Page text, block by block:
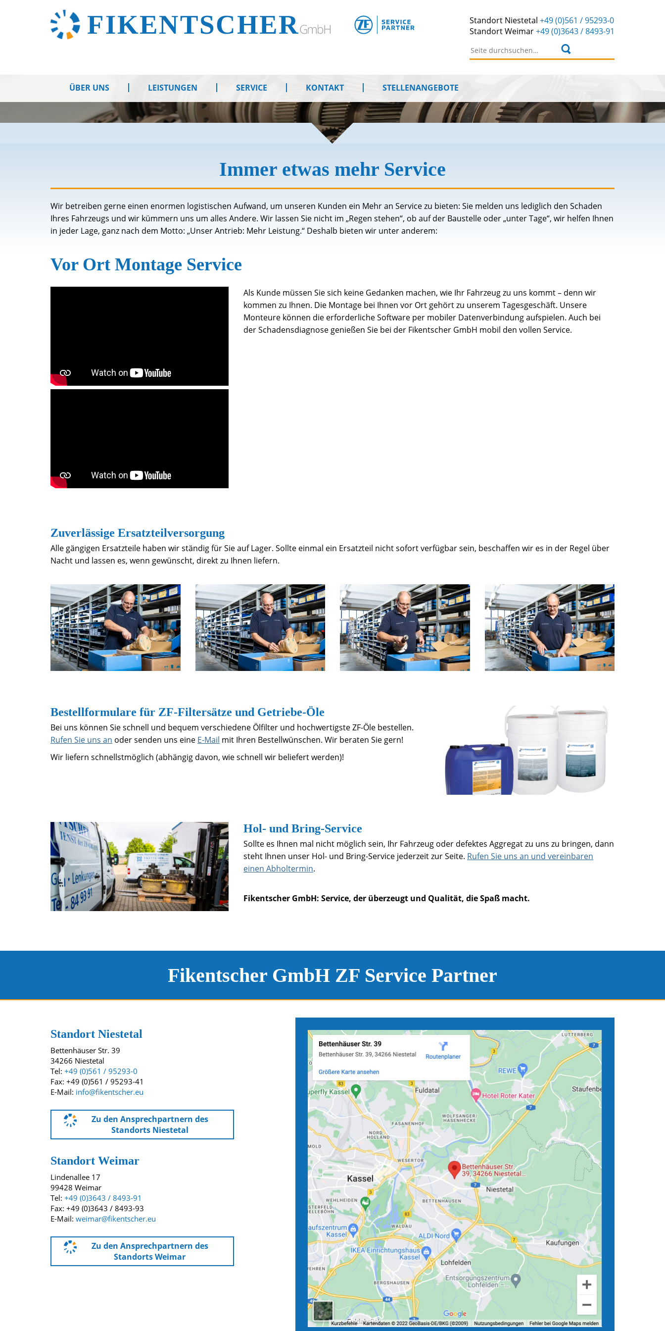
Standort Niestetal +49 (0)561 / 95293-0
StandortWeimar+49 (0)3643 / 8493-91
Suchen nach:
ÜBER UNS LEISTUNGEN SERVICE KONTAKT STELLENANGEBOTE
Immer etwas mehr Service
Wir betreiben gerne einen enormen logistischen Aufwand, um unseren Kunden ein Mehr an Service zu bieten: Sie melden uns lediglich den Schaden
Ihres Fahrzeugs und wir kümmern uns um alles Andere. Wir lassen Sie nicht im „Regen stehen“, ob auf der Baustelle oder „unter Tage“, wir helfen Ihnen
in jeder Lage, ganz nach dem Motto: „Unser Antrieb: Mehr Leistung.“ Deshalb bieten wir unter anderem:
Vor Ort Montage Service
Als Kunde müssen Sie sich keine Gedanken machen, wie Ihr Fahrzeug zu uns kommt – denn wir
kommen zu Ihnen. Die Montage bei Ihnen vor Ort gehört zu unserem Tagesgeschäft. Unsere
Monteure können die erforderliche Software per mobiler Datenverbindung aufspielen. Auch bei
der Schadensdiagnose genießen Sie bei der Fikentscher GmbH mobil den vollen Service.
Zuverlässige Ersatzteilversorgung
Alle gängigen Ersatzteile haben wir ständig für Sie auf Lager. Sollte einmal ein Ersatzteil nicht sofort verfügbar sein, beschaffen wir es in der Regel über
Nacht und lassen es, wenn gewünscht, direkt zu Ihnen liefern.
Bestellformulare für ZF-Filtersätze und Getriebe-Öle
Bei uns können Sie schnell und bequem verschiedene Ölfilter und hochwertigste ZF-Öle bestellen.
Rufen Sie uns an oder senden uns eine E-Mail mit Ihren Bestellwünschen. Wir beraten Sie gern!
Wir liefern schnellstmöglich (abhängig davon, wie schnell wir beliefert werden)!
Hol- und Bring-Service
Sollte es Ihnen mal nicht möglich sein, Ihr Fahrzeug oder defektes Aggregat zu uns zu bringen, dann
steht Ihnen unser Hol- und Bring-Service jederzeit zur Seite. Rufen Sie uns an und vereinbaren
einen Abholtermin.
Fikentscher GmbH: Service, der überzeugt und Qualität, die Spaß macht.
Fikentscher GmbH ZF Service Partner
Standort Niestetal
Bettenhäuser Str. 39
34266 Niestetal
Tel: +49 (0)561 / 95293-0
Fax: +49 (0)561 / 95293-41
E-Mail: info@fikentscher.eu
Zu den Ansprechpartnern des
Standorts Niestetal
Standort Weimar
Lindenallee 17
99428 Weimar
Tel: +49 (0)3643 / 8493-91
Fax: +49 (0)3643 / 8493-93
E-Mail: weimar@fikentscher.eu
Zu den Ansprechpartnern des
Standorts Weimar